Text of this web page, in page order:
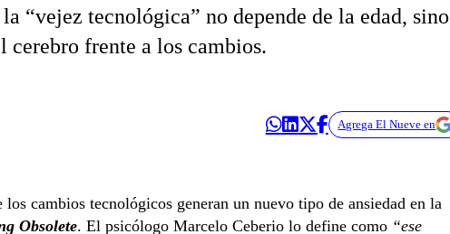
“vejez tecnológica” no depende de la edad, sino
cerebro frente a los cambios.
Agrega El Nueve en
cambios tecnológicos generan un nuevo tipo de ansiedad en la
Obsolete. El psicólogo Marcelo Ceberio lo define como “ese